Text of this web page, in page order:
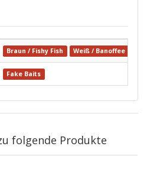
Braun / Fishy Fish Weiß / Banoffee
Fake Baits
folgende Produkte